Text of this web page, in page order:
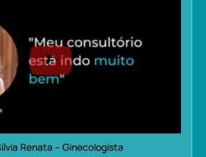
Renata – Ginecologista